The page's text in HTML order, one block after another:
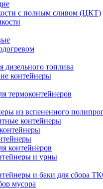
с полным сливом (ЦКТ)
топлива
контейнеры
термоконтейнеров
из вспененного
контейнеры
контейнеров
и урны
и баки для сбора
мусора